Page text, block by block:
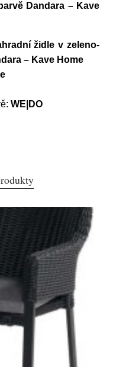
Dandara – Kave
židle v zeleno-
– Kave Home
WE|DO